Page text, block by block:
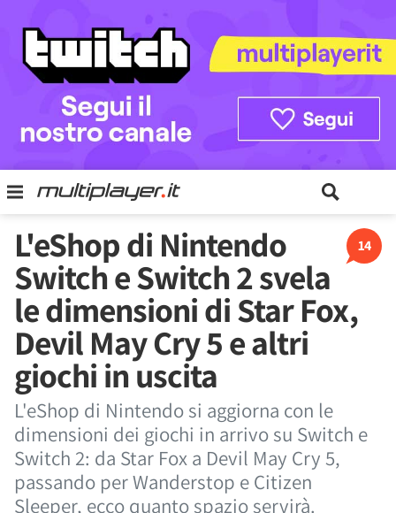
14
L'eShop di Nintendo
Switch e Switch 2 svela
le dimensioni di Star Fox,
Devil May Cry 5 e altri
giochi in uscita
L'eShop di Nintendo si aggiorna con le
dimensioni dei giochi in arrivo su Switch e
Switch 2: da Star Fox a Devil May Cry 5,
passando per Wanderstop e Citizen
Sleeper, ecco quanto spazio servirà.